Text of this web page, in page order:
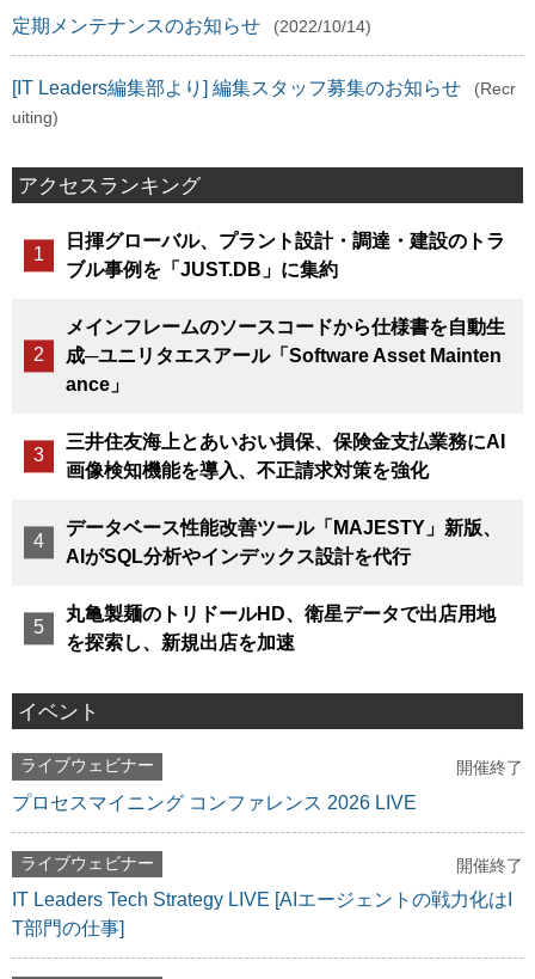
定期メンテナンスのお知らせ (2022/10/14)
[IT Leaders編集部より] 編集スタッフ募集のお知らせ
(Recr
uiting)
アクセスランキング
日揮グローバル、プラント設計・調達・建設のトラ
ブル事例を「JUST.DB」に集約
メインフレームのソースコードから仕様書を自動生
成─ユニリタエスアール「Software Asset Mainten
ance」
三井住友海上とあいおい損保、保険金支払業務にAI
画像検知機能を導入、不正請求対策を強化
データベース性能改善ツール「MAJESTY」新版、
AIがSQL分析やインデックス設計を代行
丸亀製麺のトリドールHD、衛星データで出店用地
を探索し、新規出店を加速
イベント
ライブウェビナー 開催終了
プロセスマイニング コンファレンス 2026 LIVE
ライブウェビナー 開催終了
IT Leaders Tech Strategy LIVE [AIエージェントの戦力化はI
T部門の仕事]